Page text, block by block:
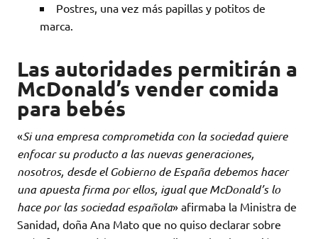
Postres, una vez más papillas y potitos de
marca.
Las autoridades permitirán a
McDonald’s vender comida
para bebés
«Si una empresa comprometida con la sociedad quiere
enfocar su producto a las nuevas generaciones,
nosotros, desde el Gobierno de España debemos hacer
una apuesta firma por ellos, igual que McDonald’s lo
hace por las sociedad española» afirmaba la Ministra de
Sanidad, doña Ana Mato que no quiso declarar sobre